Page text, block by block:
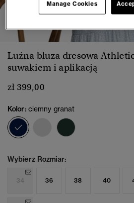
1 2 3 4 5
Luźna bluza dresowa
suwakiem i aplikacją
zł 399,00
Kolor: ciemny granat
wybrano
Wybierz Rozmiar:
34 36 38 40
Manage Cookies